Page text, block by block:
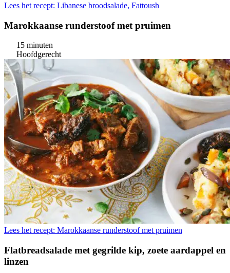
Lees het recept: Libanese broodsalade, Fattoush
Marokkaanse runderstoof met pruimen
15 minuten
Hoofdgerecht
Lees het recept: Marokkaanse runderstoof met pruimen
Flatbreadsalade met gegrilde kip, zoete aardappel en
linzen